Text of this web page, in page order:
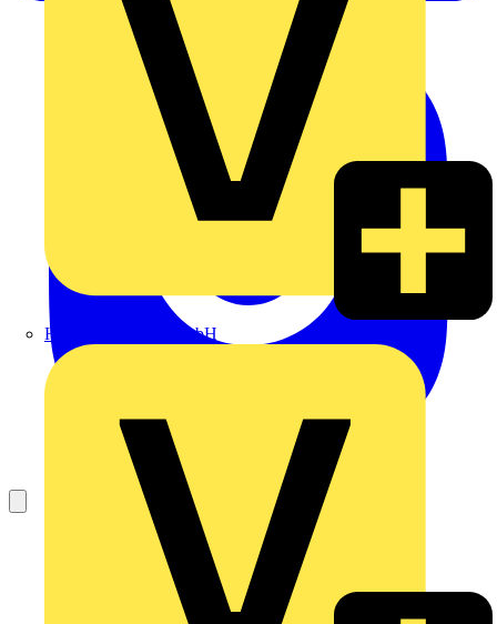
Heinrich Häusler GmbH